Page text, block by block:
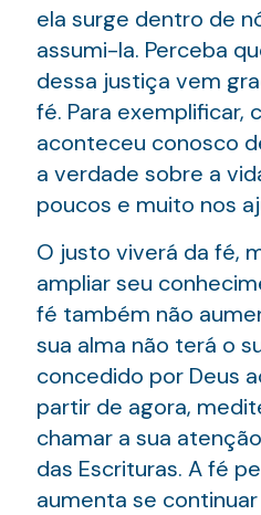
ela surge dentro de
assumi-la. Perceba
dessa justiça vem
fé. Para exemplificar,
aconteceu conosco
a verdade sobre a
poucos e muito nos
O justo viverá da fé,
ampliar seu
fé também não
sua alma não terá o
concedido por Deus
partir de agora,
chamar a sua
das Escrituras. A fé
aumenta se